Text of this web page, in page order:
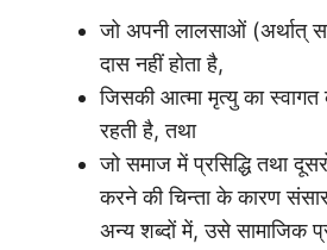
जो अपनी लालसाओं (अर्थात्
दास नहीं होता है,
जिसकी आत्मा मृत्यु का
रहती है, तथा
जो समाज में प्रसिद्धि तथा
करने की चिन्ता के कारण
अन्य शब्दों में, उसे सामाजिक